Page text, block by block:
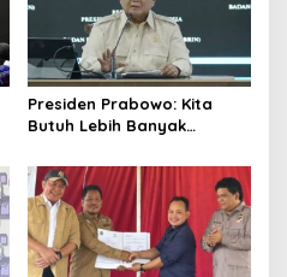
Presiden Prabowo: Kita
Butuh Lebih Banyak
Sains dan Teknologi